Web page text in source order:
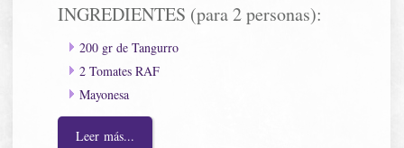
INGREDIENTES (para 2 personas):
200 gr de Tangurro
2 Tomates RAF
Mayonesa
Leer más...